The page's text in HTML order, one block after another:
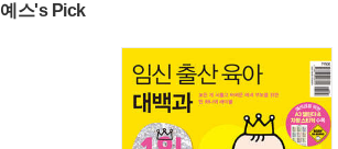
예스's Pick